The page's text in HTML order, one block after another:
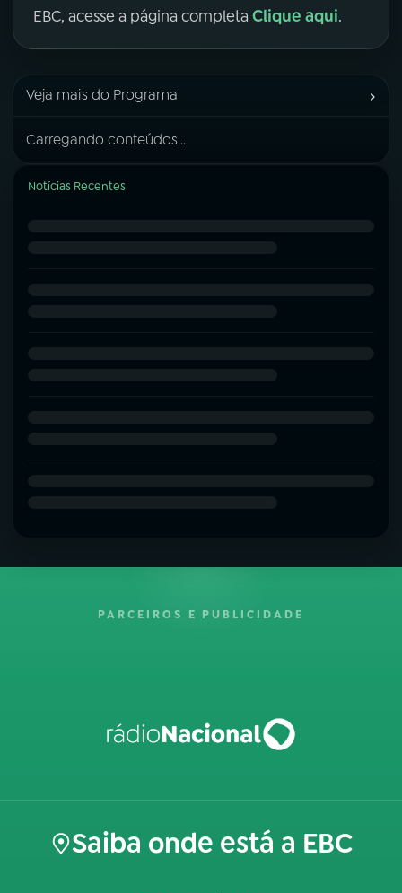
EBC, acesse a página completa Clique aqui.
Veja mais do Programa ›
Carregando conteúdos...
Notícias Recentes
PARCEIROS E PUBLICIDADE
Saiba onde está a EBC